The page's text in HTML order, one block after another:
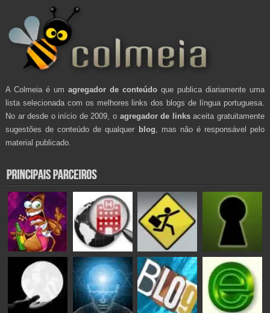
A Colmeia é um agregador de conteúdo que publica diariamente uma
lista selecionada com os melhores links dos blogs de língua portuguesa.
No ar desde o início de 2009, o agregador de linksaceita gratuitamente
sugestões de conteúdo de qualquer blog , mas não é responsável pelo
material publicado.